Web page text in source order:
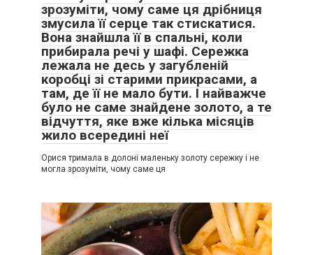
зрозуміти, чому саме ця дрібниця
змусила її серце так стискатися.
Вона знайшла її в спальні, коли
прибирала речі у шафі. Сережка
лежала не десь у загубленій
коробці зі старими прикрасами, а
там, де її не мало бути. І найважче
було не саме знайдене золото, а те
відчуття, яке вже кілька місяців
жило всередині неї
Орися тримала в долоні маленьку золоту сережку і не
могла зрозуміти, чому саме ця